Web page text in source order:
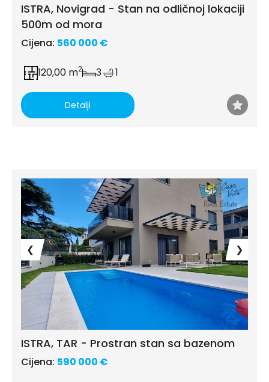
ISTRA, Novigrad - Stan na odličnoj lokaciji
500m od mora
Cijena: 560 000 €
120,00 m2 3 1
Detalji
❮ ❯
ISTRA, TAR - Prostran stan sa bazenom
Cijena: 590 000 €